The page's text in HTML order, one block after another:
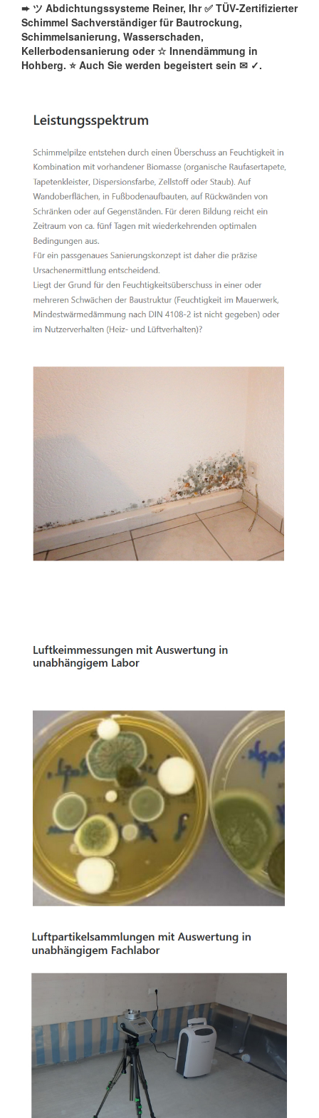
➨ ツ Abdichtungssysteme Reiner, Ihr ✅ TÜV-Zertifizierter
Schimmel Sachverständiger für Bautrockung,
Schimmelsanierung, Wasserschaden,
Kellerbodensanierung oder ☆ Innendämmung in
Hohberg. ⭐ Auch Sie werden begeistert sein ✉ ✓️.